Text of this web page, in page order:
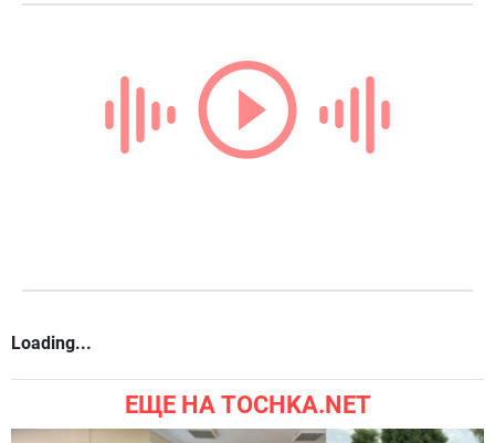
999
через аккаунт в соцсетях:
РАДИО